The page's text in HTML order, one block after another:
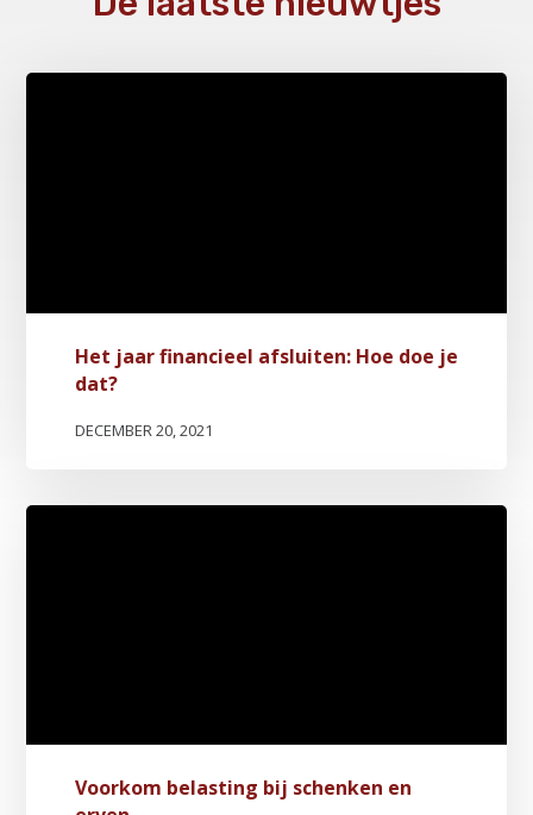
Het jaar financieel afsluiten: Hoe doe je
dat?
DECEMBER 20, 2021
Voorkom belasting bij schenken en